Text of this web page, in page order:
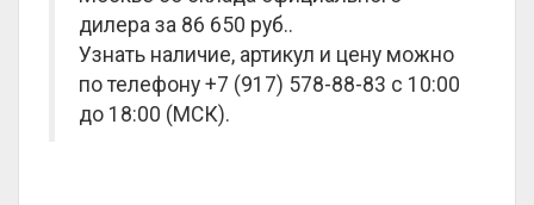
дилера за 86 650 руб..
Узнать наличие, артикул и цену можно
по телефону +7 (917) 578-88-83 с 10:00
до 18:00 (МСК).